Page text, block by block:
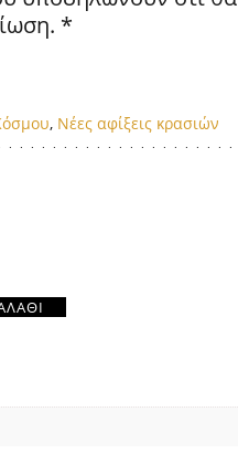
*
, Νέες αφίξεις κρασιών